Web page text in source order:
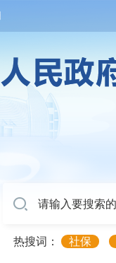
热搜词： 社保